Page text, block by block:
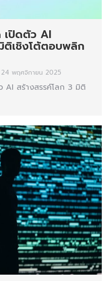
เปิดตัว AI
ติเชิงโต้ตอบพลิก
24 พฤศจิกายน 2025
AI สร้างสรรค์โลก 3 มิติ